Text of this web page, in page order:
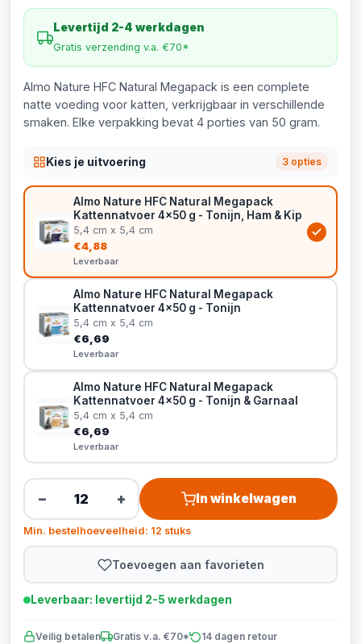
Levertijd 2-4 werkdagen
Gratis verzending v.a. €70*
Almo Nature HFC Natural Megapack is een complete
natte voeding voor katten, verkrijgbaar in verschillende
smaken. Elke verpakking bevat 4 porties van 50 gram.
Kies je uitvoering 3 opties
Almo Nature HFC Natural Megapack
Kattennatvoer 4x50 g - Tonijn, Ham & Kip
5,4 cm x 5,4 cm
€4,88
Leverbaar
Almo Nature HFC Natural Megapack
Kattennatvoer 4x50 g - Tonijn
5,4 cm x 5,4 cm
€6,69
Leverbaar
Almo Nature HFC Natural Megapack
Kattennatvoer 4x50 g - Tonijn & Garnaal
5,4 cm x 5,4 cm
€6,69
Leverbaar
− + In winkelwagen
Min. bestelhoeveelheid: 12 stuks
Toevoegen aan favorieten
Leverbaar: levertijd 2-5 werkdagen
Veilig betalen Gratis v.a. €70* 14 dagen retour